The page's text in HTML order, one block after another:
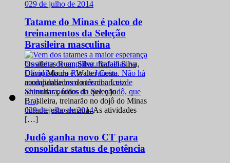
029 de julho de 2014
Tatame do Minas é palco de
treinamentos da Seleção
Brasileira masculina
Os atletas Ruan Silva, Rafael Silva,
David Moura e Walter Costa
acompanhados do técnico Luiz
Shinohara, todos da Seleção
Brasileira, treinarão no dojô do Minas
durante esta semana. As atividades
[…]
029 de julho de 2014
Judô ganha novo CT para
consolidar status de potência